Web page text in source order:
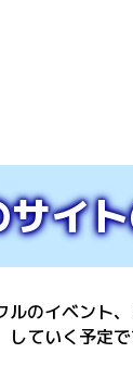
サイ
ルのイベント
していく予定